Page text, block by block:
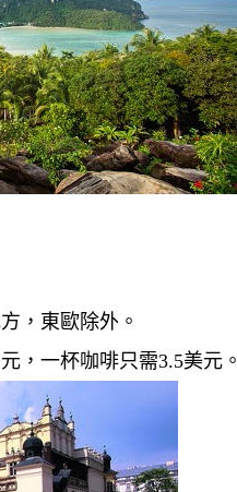
，東歐除外。
，一杯咖啡只需3.5美元。